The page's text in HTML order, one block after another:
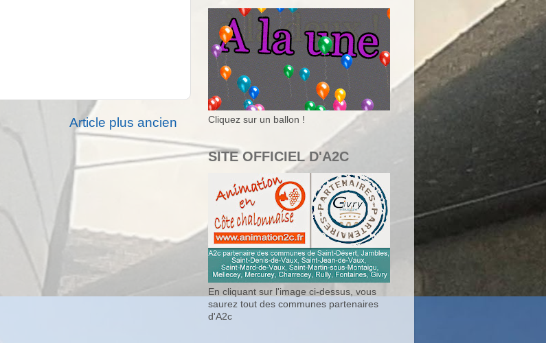
Article plus ancien Cliquez sur un ballon !
SITE OFFICIEL D'A2C
En cliquant sur l'image ci-dessus, vous
saurez tout des communes partenaires
d'A2c